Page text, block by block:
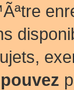
pouvez